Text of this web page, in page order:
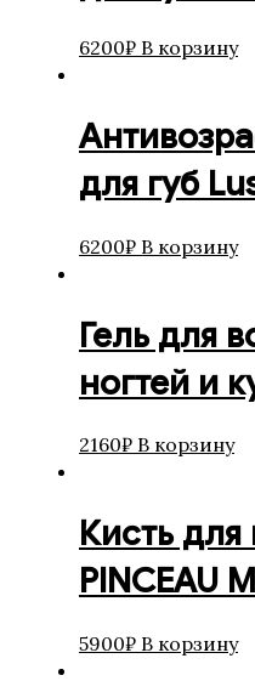
6200₽ В корзину
для губ
6200₽ В корзину
Гель для
ногтей и
2160₽ В корзину
Кисть
PINCEAU
5900₽ В корзину